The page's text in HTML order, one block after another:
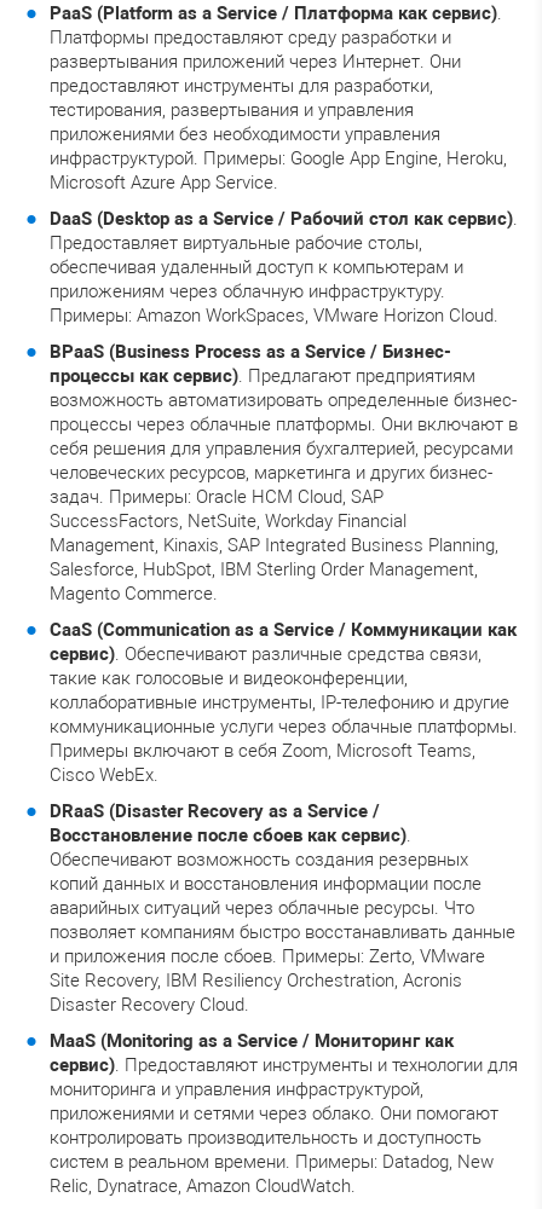
PaaS (Platform as a Service / Платформа как сервис).
Платформы предоставляют среду разработки и
развертывания приложений через Интернет. Они
предоставляют инструменты для разработки,
тестирования, развертывания и управления
приложениями без необходимости управления
инфраструктурой. Примеры: Google App Engine, Heroku,
Microsoft Azure App Service.
DaaS (Desktop as a Service / Рабочий стол как сервис).
Предоставляет виртуальные рабочие столы,
обеспечивая удаленный доступ к компьютерам и
приложениям через облачную инфраструктуру.
Примеры: Amazon WorkSpaces, VMware Horizon Cloud.
BPaaS (Business Process as a Service / Бизнес-
процессы как сервис). Предлагают предприятиям
возможность автоматизировать определенные бизнес-
процессы через облачные платформы. Они включают в
себя решения для управления бухгалтерией, ресурсами
человеческих ресурсов, маркетинга и других бизнес-
задач. Примеры: Oracle HCM Cloud, SAP
SuccessFactors, NetSuite, Workday Financial
Management, Kinaxis, SAP Integrated Business Planning,
Salesforce, HubSpot, IBM Sterling Order Management,
Magento Commerce.
CaaS (Communication as a Service / Коммуникации как
сервис). Обеспечивают различные средства связи,
такие как голосовые и видеоконференции,
коллаборативные инструменты, IP-телефонию и другие
коммуникационные услуги через облачные платформы.
Примеры включают в себя Zoom, Microsoft Teams,
Cisco WebEx.
DRaaS (Disaster Recovery as a Service /
Восстановление после сбоев как сервис).
Обеспечивают возможность создания резервных
копий данных и восстановления информации после
аварийных ситуаций через облачные ресурсы. Что
позволяет компаниям быстро восстанавливать данные
и приложения после сбоев. Примеры: Zerto, VMware
Site Recovery, IBM Resiliency Orchestration, Acronis
Disaster Recovery Cloud.
MaaS (Monitoring as a Service / Мониторинг как
сервис). Предоставляют инструменты и технологии для
мониторинга и управления инфраструктурой,
приложениями и сетями через облако. Они помогают
контролировать производительность и доступность
систем в реальном времени. Примеры: Datadog, New
Relic, Dynatrace, Amazon CloudWatch.